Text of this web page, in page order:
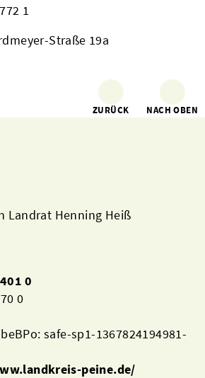
1
Straße 19a
ZURÜCK NACH OBEN
Landrat Henning Heiß
0
0
safe-sp1-1367824194981-
peine.de/